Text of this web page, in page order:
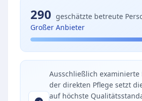
290 geschätzte betreute
Großer Anbieter
Ausschließlich examinierte
der direkten Pflege setzt
auf höchste